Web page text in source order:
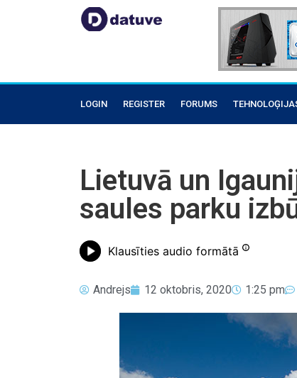
LOGIN REGISTER FORUMS
Lietuvā un
saules parku
Klausīties audio formātā
Andrejs 12 oktobris, 2020 1:25 pm